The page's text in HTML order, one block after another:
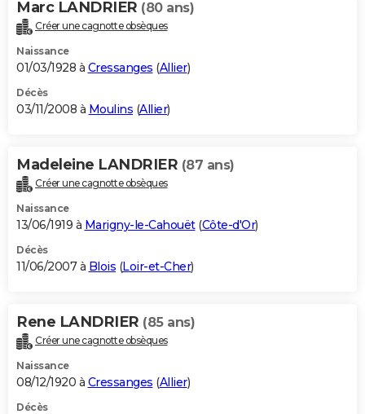
Marc LANDRIER (80 ans)
Créer une cagnotte obsèques
Naissance
01/03/1928 à Cressanges (Allier)
Décès
03/11/2008 à Moulins (Allier)
Madeleine LANDRIER (87 ans)
Créer une cagnotte obsèques
Naissance
13/06/1919 à Marigny-le-Cahouët(Côte-d'Or)
Décès
11/06/2007 à Blois (Loir-et-Cher)
Rene LANDRIER (85 ans)
Créer une cagnotte obsèques
Naissance
08/12/1920 à Cressanges (Allier)
Décès